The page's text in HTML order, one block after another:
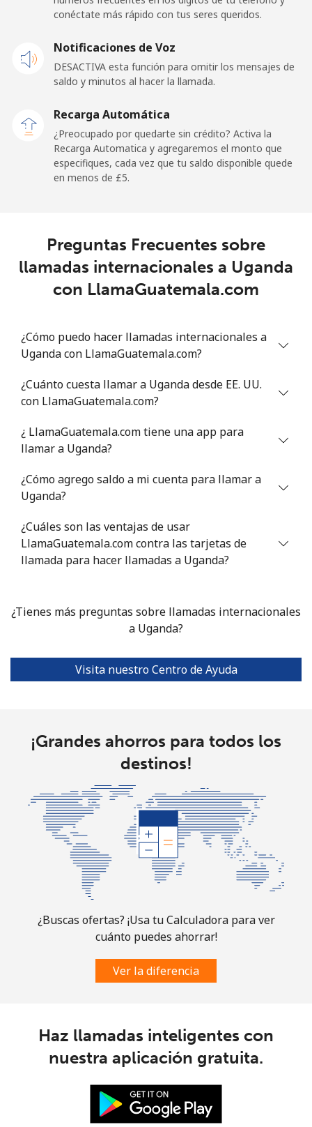
Premium ⁦32.9p⁩
30 min por
United States
All country ⁦1.5p⁩
665 min por
-
⁦£10⁩
Montevideo ⁦5.5p⁩
181 min por
Us Virgin Islands
All country ⁦13.5p⁩
74 min por
Uzbekistan
Línea fija ⁦13.5p⁩
74 min por
⁦£10⁩
conéctate más rápido con tus seres queridos.
Notificaciones de Voz
DESACTIVA esta función para omitir los mensajes de
saldo y minutos al hacer la llamada.
Recarga Automática
¿Preocupado por quedarte sin crédito? Activa la
Recarga Automatica y agregaremos el monto que
especifiques, cada vez que tu saldo disponible quede
en menos de ⁦£5⁩.
Preguntas Frecuentes sobre
llamadas internacionales a Uganda
con LlamaGuatemala.com
¿Cómo puedo hacer llamadas internacionales a
Uganda con LlamaGuatemala.com?
¿Cuánto cuesta llamar a Uganda desde EE. UU.
con LlamaGuatemala.com?
¿ LlamaGuatemala.com tiene una app para
llamar a Uganda?
¿Cómo agrego saldo a mi cuenta para llamar a
Uganda?
¿Cuáles son las ventajas de usar
LlamaGuatemala.com contra las tarjetas de
llamada para hacer llamadas a Uganda?
¿Tienes más preguntas sobre llamadas internacionales
a Uganda?
Visita nuestro Centro de Ayuda
¡Grandes ahorros para todos los
destinos!
¿Buscas ofertas? ¡Usa tu Calculadora para ver
cuánto puedes ahorrar!
Ver la diferencia
Haz llamadas inteligentes con
nuestra aplicación gratuita.